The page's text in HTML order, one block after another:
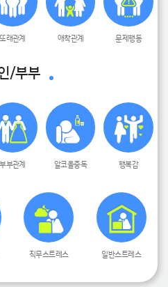
또래관계 애착관계 문제행동
/부부
부부관계 알코올중독 행복감
직무스트레스 일반스트레스